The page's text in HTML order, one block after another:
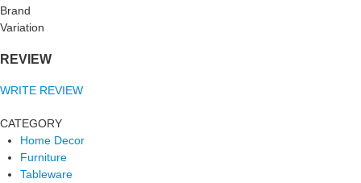
Brand
Variation
REVIEW
WRITE REVIEW
CATEGORY
Home Decor
Furniture
Tableware